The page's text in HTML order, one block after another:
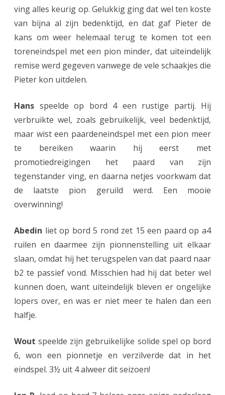
m
e
t
r
i
n
n
g
ving alles keurig op. Gelukkig ging dat wel ten koste
van bijna al zijn bedenktijd, en dat gaf Pieter de
kans om weer helemaal terug te komen tot een
toreneindspel met een pion minder, dat uiteindelijk
remise werd gegeven vanwege de vele schaakjes die
Pieter kon uitdelen.
Hans speelde op bord 4 een rustige partij. Hij
verbruikte wel, zoals gebruikelijk, veel bedenktijd,
maar wist een paardeneindspel met een pion meer
te bereiken waarin hij eerst met
promotiedreigingen het paard van zijn
tegenstander ving, en daarna netjes voorkwam dat
de laatste pion geruild werd. Een mooie
overwinning!
Abedin liet op bord 5 rond zet 15 een paard op a4
ruilen en daarmee zijn pionnenstelling uit elkaar
slaan, omdat hij het terugspelen van dat paard naar
b2 te passief vond. Misschien had hij dat beter wel
kunnen doen, want uiteindelijk bleven er ongelijke
lopers over, en was er niet meer te halen dan een
halfje.
Wout speelde zijn gebruikelijke solide spel op bord
6, won een pionnetje en verzilverde dat in het
eindspel. 3½ uit 4 alweer dit seizoen!